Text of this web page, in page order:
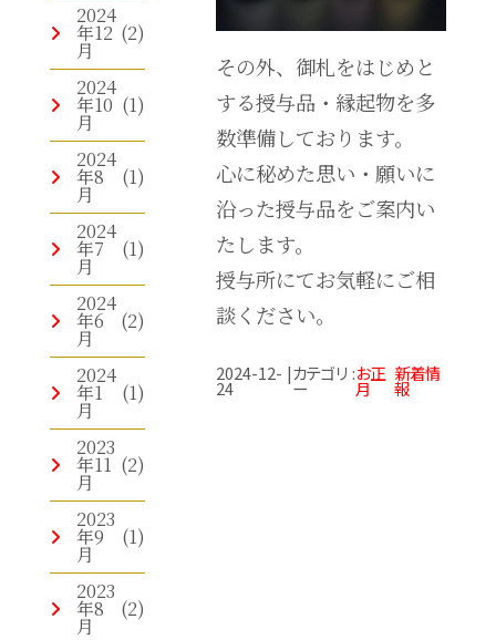
2024
年12
月
(2)
2024
年10
月
(1)
2024
年8
月
(1)
2024
年7
月
(1)
2024
年6
月
(2)
2024
年1
月
(1)
2023
年11
月
(2)
2023
年9
月
(1)
2023
年8
月
(2)
その外、御札をはじめと
する授与品・縁起物を多
数準備しております。
心に秘めた思い・願いに
沿った授与品をご案内い
たします。
授与所にてお気軽にご相
談ください。
2024-12-
24
|カテゴリ
ー
:お正
月
新着情
報